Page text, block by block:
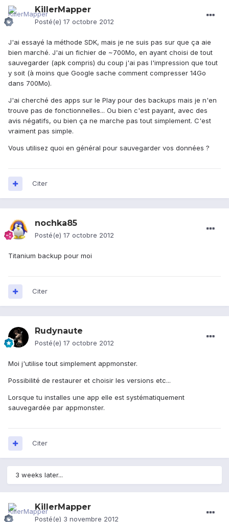
KillerMapper
Posté(e) 17 octobre 2012
J'ai essayé la méthode SDK, mais je ne suis pas sur que ça aie
bien marché. J'ai un fichier de ~700Mo, en ayant choisi de tout
sauvegarder (apk compris) du coup j'ai pas l'impression que tout
y soit (à moins que Google sache comment compresser 14Go
dans 700Mo).
J'ai cherché des apps sur le Play pour des backups mais je n'en
trouve pas de fonctionnelles... Ou bien c'est payant, avec des
avis négatifs, ou bien ça ne marche pas tout simplement. C'est
vraiment pas simple.
Vous utilisez quoi en général pour sauvegarder vos données ?
Citer
nochka85
Posté(e) 17 octobre 2012
Titanium backup pour moi
Citer
Rudynaute
Posté(e) 17 octobre 2012
Moi j'utilise tout simplement appmonster.
Possibilité de restaurer et choisir les versions etc...
Lorsque tu installes une app elle est systématiquement
sauvegardée par appmonster.
Citer
3 weeks later...
KillerMapper
Posté(e) 3 novembre 2012